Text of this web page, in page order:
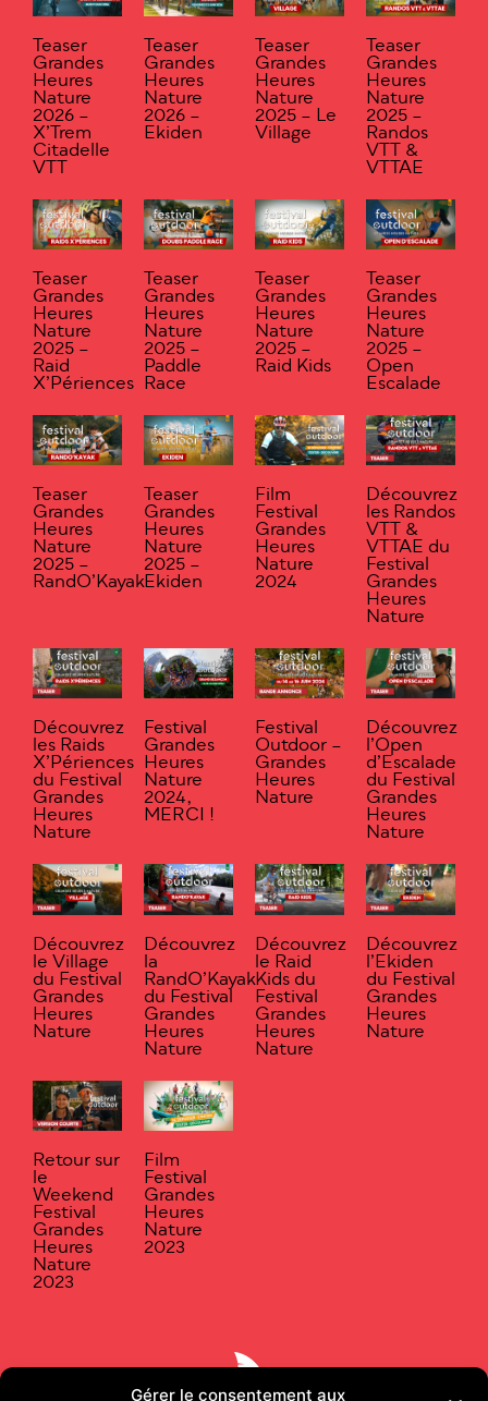
Gérer le consentement aux
Teaser
Grandes
Heures
Nature
2026 –
X’Trem
Citadelle
VTT
Teaser
Grandes
Heures
Nature
2026 –
Ekiden
Teaser
Grandes
Heures
Nature
2025 – Le
Village
Teaser
Grandes
Heures
Nature
2025 –
Randos
VTT &
VTTAE
Teaser
Grandes
Heures
Nature
2025 –
Raid
X’Périences
Teaser
Grandes
Heures
Nature
2025 –
Paddle
Race
Teaser
Grandes
Heures
Nature
2025 –
Raid Kids
Teaser
Grandes
Heures
Nature
2025 –
Open
Escalade
Teaser
Grandes
Heures
Nature
2025 –
RandO’Kayak
Teaser
Grandes
Heures
Nature
2025 –
Ekiden
Film
Festival
Grandes
Heures
Nature
2024
Découvrez
les Randos
VTT &
VTTAE du
Festival
Grandes
Heures
Nature
Découvrez
les Raids
X’Périences
du Festival
Grandes
Heures
Nature
Festival
Grandes
Heures
Nature
2024,
MERCI !
Festival
Outdoor –
Grandes
Heures
Nature
Découvrez
l’Open
d’Escalade
du Festival
Grandes
Heures
Nature
Découvrez
le Village
du Festival
Grandes
Heures
Nature
Découvrez
la
RandO’Kayak
du Festival
Grandes
Heures
Nature
Découvrez
le Raid
Kids du
Festival
Grandes
Heures
Nature
Découvrez
l’Ekiden
du Festival
Grandes
Heures
Nature
Retour sur
le
Weekend
Festival
Grandes
Heures
Nature
2023
Film
Festival
Grandes
Heures
Nature
2023